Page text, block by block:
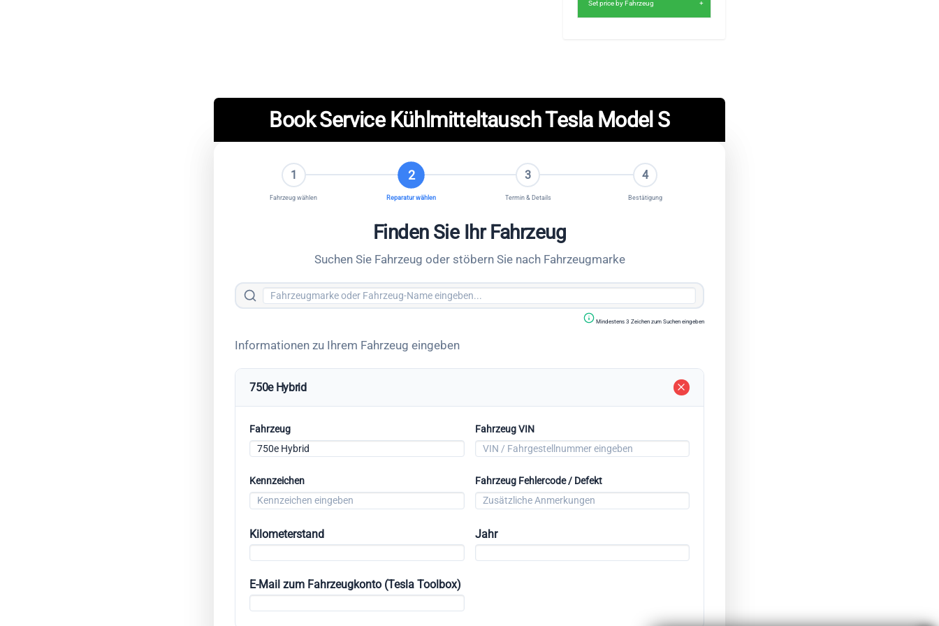
Set price by Fahrzeug
Book Service Kühlmitteltausch Tesla Model S
1
Fahrzeug wählen
2
Reparatur wählen
3
Termin & Details
4
Bestätigung
Finden Sie Ihr Fahrzeug
Suchen Sie Fahrzeug oder stöbern Sie nach Fahrzeugmarke
Mindestens 3 Zeichen zum Suchen eingeben
Informationen zu Ihrem Fahrzeug eingeben
750e Hybrid
Fahrzeug Fahrzeug VIN
Kennzeichen Fahrzeug Fehlercode / Defekt
Kilometerstand Jahr
E-Mail zum Fahrzeugkonto (Tesla Toolbox)